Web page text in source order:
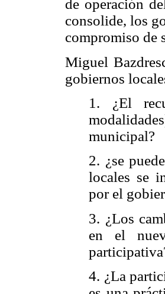
de operación
consolide, los
compromiso de
Miguel
gobiernos
1. ¿El
municipal?
2. ¿se
locales se
por el
3. ¿Los
en el
4. ¿La